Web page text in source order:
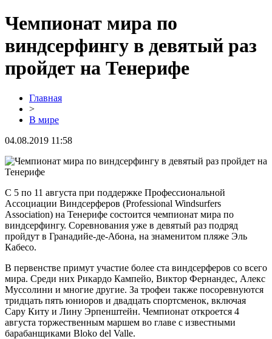
Чемпионат мира по
виндсерфингу в девятый раз
пройдет на Тенерифе
Главная
>
В мире
04.08.2019 11:58
С 5 по 11 августа при поддержке Профессиональной
Ассоциации Виндсерферов (Professional Windsurfers
Association) на Тенерифе состоится чемпионат мира по
виндсерфингу. Соревнования уже в девятый раз подряд
пройдут в Гранадийе-де-Абона, на знаменитом пляже Эль
Кабесо.
В первенстве примут участие более ста виндсерферов со всего
мира. Среди них Рикардо Кампейо, Виктор Фернандес, Алекс
Муссолини и многие другие. За трофеи также посоревнуются
тридцать пять юниоров и двадцать спортсменок, включая
Сару Киту и Лину Эрпенштейн. Чемпионат откроется 4
августа торжественным маршем во главе с известными
барабанщиками Bloko del Valle.